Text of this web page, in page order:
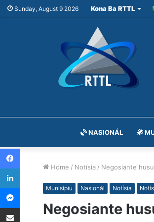
Sunday, August 9 2026 Kona Ba RTTL
NASIONÁL
Home / Notísia / Negosiante
Munisípiu Nasionál Notísia
Negosiante
Facebook
LinkedIn
Messenger